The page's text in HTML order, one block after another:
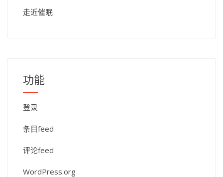
走近催眠
功能
登录
条目feed
评论feed
WordPress.org